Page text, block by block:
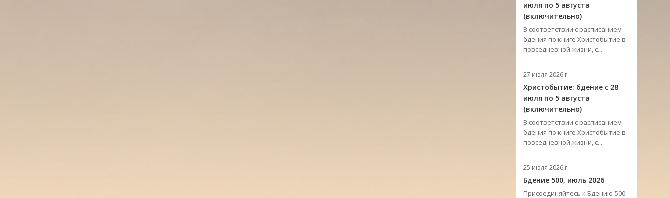
июля по 5 августа
(включительно)
В соответствии с расписанием
бдения по книге Христобытие в
повседневной жизни, с...
27 июля 2026 г.
Христобытие: бдение с 28
июля по 5 августа
(включительно)
В соответствии с расписанием
бдения по книге Христобытие в
повседневной жизни, с...
25 июля 2026 г.
Бдение 500, июль 2026
Присоединяйтесь к Бдению-500